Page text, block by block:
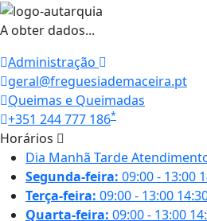
A obter dados...
Administração
geral@freguesiademaceira.pt
Queimas e Queimadas
+351 244 777 186*
Horários
Dia Manhã Tarde
Segunda-feira: 09:00 - 13:00
Terça-feira: 09:00 - 13:00
Quarta-feira: 09:00 - 13:00